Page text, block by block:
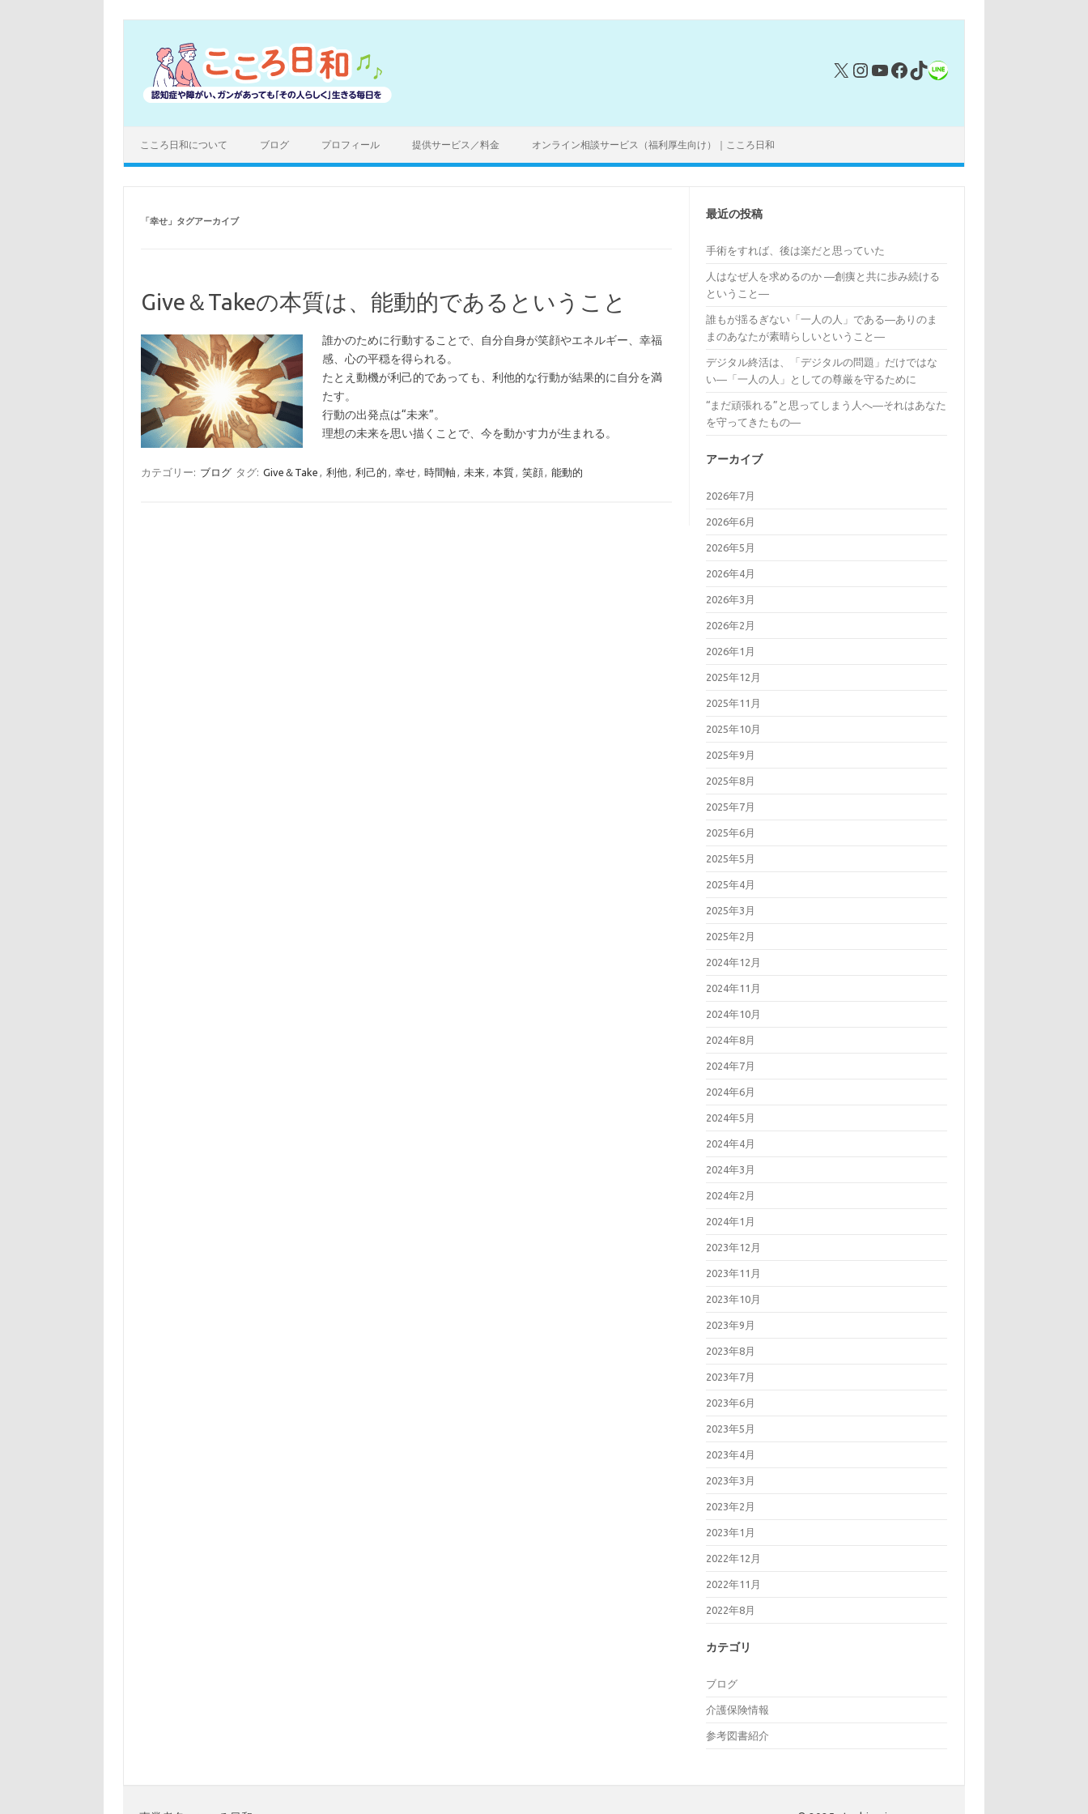
プ
X Instagram
YouTube
Facebook
TikTok
リンク
こころ日和について ブログ プロフィール 提供サービス／料金 オンライン相談サービス（福利厚生向け）｜こころ日和
「幸せ」タグアーカイブ
Give＆Takeの本質は、能動的であるということ
誰かのために行動することで、自分自身が笑顔やエネルギー、幸福
感、心の平穏を得られる。
たとえ動機が利己的であっても、利他的な行動が結果的に自分を満
たす。
行動の出発点は“未来”。
理想の未来を思い描くことで、今を動かす力が生まれる。
カテゴリー: ブログ タグ: Give＆Take , 利他, 利己的 , 幸せ, 時間軸 , 未来, 本質, 笑顔, 能動的
最近の投稿
手術をすれば、後は楽だと思っていた
人はなぜ人を求めるのか ―創痍と共に歩み続ける
ということ―
誰もが揺るぎない「一人の人」である―ありのま
まのあなたが素晴らしいということ―
デジタル終活は、「デジタルの問題」だけではな
い―「一人の人」としての尊厳を守るために
“まだ頑張れる”と思ってしまう人へ―それはあなた
を守ってきたもの―
アーカイブ
2026年7月
2026年6月
2026年5月
2026年4月
2026年3月
2026年2月
2026年1月
2025年12月
2025年11月
2025年10月
2025年9月
2025年8月
2025年7月
2025年6月
2025年5月
2025年4月
2025年3月
2025年2月
2024年12月
2024年11月
2024年10月
2024年8月
2024年7月
2024年6月
2024年5月
2024年4月
2024年3月
2024年2月
2024年1月
2023年12月
2023年11月
2023年10月
2023年9月
2023年8月
2023年7月
2023年6月
2023年5月
2023年4月
2023年3月
2023年2月
2023年1月
2022年12月
2022年11月
2022年8月
カテゴリ
ブログ
介護保険情報
参考図書紹介